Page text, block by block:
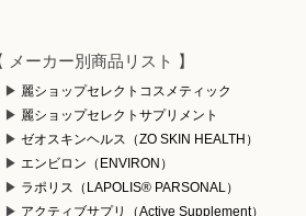
メーカー別商品リスト 】
麗ショップセレクトコスメティック
麗ショップセレクトサプリメント
ゼオスキンヘルス（ZO SKIN HEALTH）
エンビロン（ENVIRON）
ラポリス（LAPOLIS® PARSONAL）
アクティブサプリ（Active Supplement）